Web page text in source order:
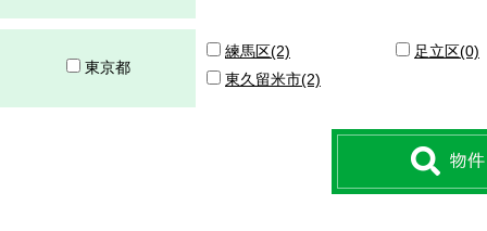
東京都
練馬区(2)
足立区(0)
東久留米市(2)